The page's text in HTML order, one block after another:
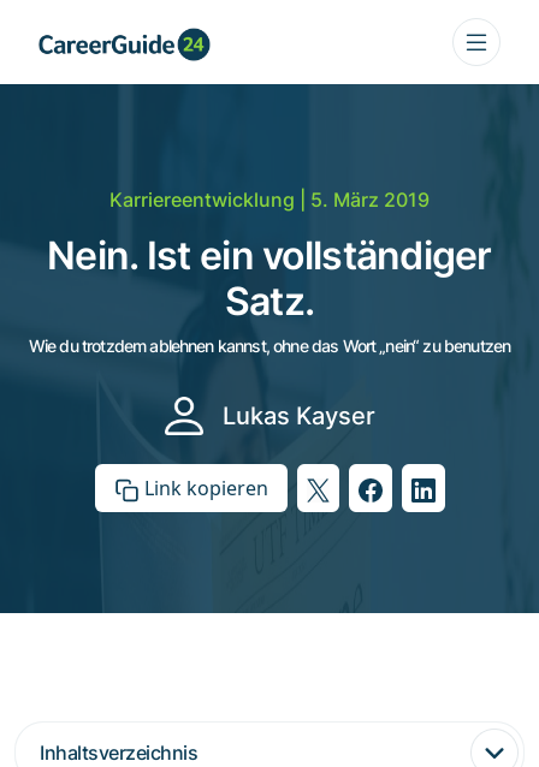
Karriereentwicklung | 5. März 2019
Nein. Ist ein vollständiger
Satz.
Wie du trotzdem ablehnen kannst, ohne das Wort „nein“ zu benutzen
Lukas Kayser
Link kopieren
Inhaltsverzeichnis